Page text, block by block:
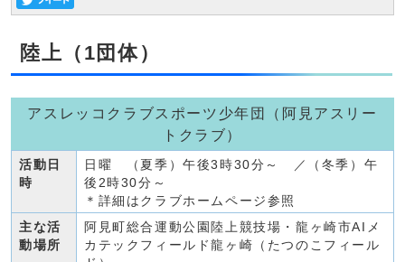
陸上（1団体）
アスレッコクラブスポーツ少年団（阿見アスリー
トクラブ）
活動日
時
日曜 （夏季）午後3時30分～ ／（冬季）午
後2時30分～
＊詳細はクラブホームページ参照
主な活
動場所
阿見町総合運動公園陸上競技場・龍ヶ崎市AIメ
カテックフィールド龍ヶ崎（たつのこフィール